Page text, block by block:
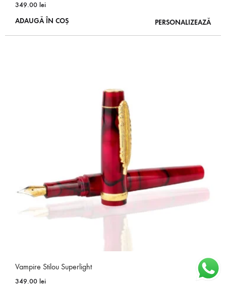
349.00 lei
ADAUGĂ ÎN COȘ
PERSONALIZEAZĂ
Vampire Stilou Superlight
349.00 lei